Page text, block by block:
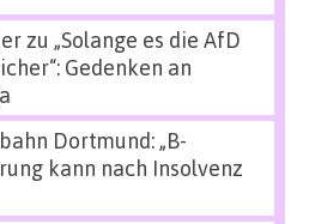
zu „Solange es die AfD
Gedenken an
Dortmund: „B-
kann nach Insolvenz